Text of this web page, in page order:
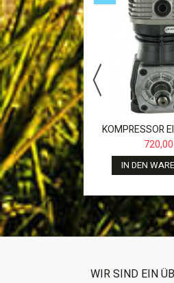
€
KOMPRESSOR
159CC FÜR
IN DEN
WIR SIND EIN